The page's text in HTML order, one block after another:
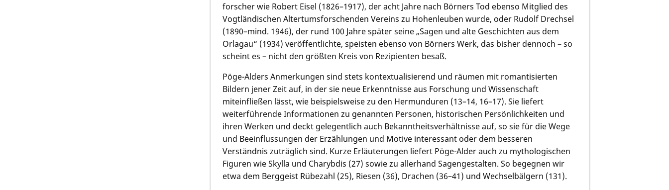
forscher wie Robert Eisel (1826–1917), der acht Jahre nach Börners Tod ebenso Mitglied des
Vogtländischen Altertumsforschenden Vereins zu Hohenleuben wurde, oder Rudolf Drechsel
(1890–mind. 1946), der rund 100 Jahre später seine „Sagen und alte Geschichten aus dem
Orlagau“ (1934) veröffentlichte, speisten ebenso von Börners Werk, das bisher dennoch – so
scheint es – nicht den größten Kreis von Rezipienten besaß.
Pöge-Alders Anmerkungen sind stets kontextualisierend und räumen mit romantisierten
Bildern jener Zeit auf, in der sie neue Erkenntnisse aus Forschung und Wissenschaft
miteinfließen lässt, wie beispielsweise zu den Hermunduren (13–14, 16–17). Sie liefert
weiterführende Informationen zu genannten Personen, historischen Persönlichkeiten und
ihren Werken und deckt gelegentlich auch Bekanntheitsverhältnisse auf, so sie für die Wege
und Beeinflussungen der Erzählungen und Motive interessant oder dem besseren
Verständnis zuträglich sind. Kurze Erläuterungen liefert Pöge-Alder auch zu mythologischen
Figuren wie Skylla und Charybdis (27) sowie zu allerhand Sagengestalten. So begegnen wir
etwa dem Berggeist Rübezahl (25), Riesen (36), Drachen (36–41) und Wechselbälgern (131).